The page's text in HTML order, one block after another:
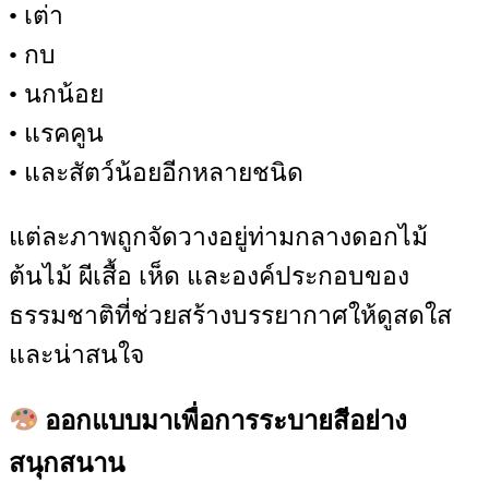
• เต่า
• กบ
• นกน้อย
• แรคคูน
• และสัตว์น้อยอีกหลายชนิด
แต่ละภาพถูกจัดวางอยู่ท่ามกลางดอกไม้
ต้นไม้ ผีเสื้อ เห็ด และองค์ประกอบของ
ธรรมชาติที่ช่วยสร้างบรรยากาศให้ดูสดใส
และน่าสนใจ
ออกแบบมาเพื่อการระบายสีอย่าง
สนุกสนาน